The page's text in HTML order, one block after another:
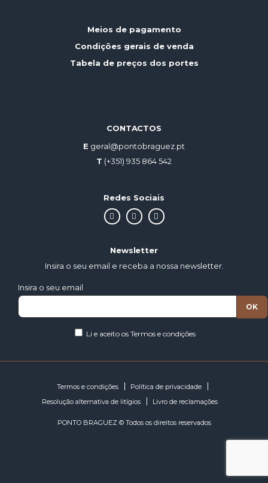
Meios de pagamento
Condições gerais de venda
Tabela de preços dos portes
CONTACTOS
E geral@pontobraguez.pt
T (+351) 935 864 542
Redes Sociais
Newsletter
Insira o seu email e receba a nossa newsletter.
Insira o seu email
Li e aceito os Termos e condições
Termos e condições
Política de privacidade
Resolução alternativa de litígios
Livro de reclamações
PONTO BRAGUEZ © Todos os direitos reservados